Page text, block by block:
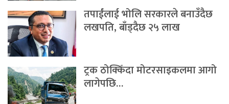
तपाईंलाई भोलि सरकारले बनाउँदैछ
लखपति, बाँड्दैछ २५ लाख
ट्रक ठोक्किँदा मोटरसाइकलमा आगो
लागेपछि…